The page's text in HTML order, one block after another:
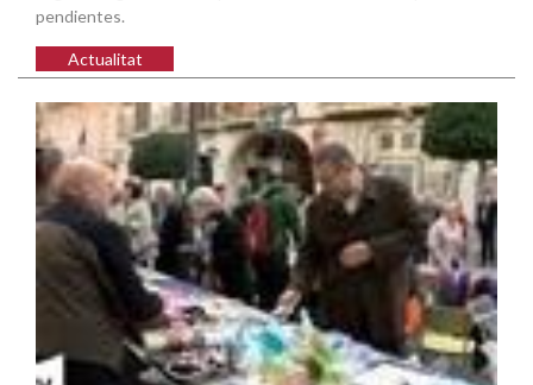
pendientes.
Actualitat